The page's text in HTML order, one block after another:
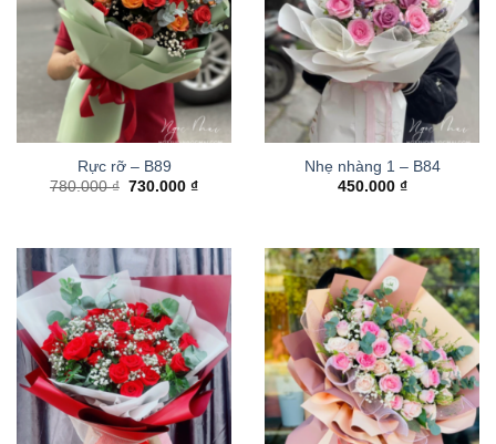
Rực rỡ – B89
780.000₫ Giá
730.000₫Giá
Nhẹ nhàng 1 – B84
450.000 ₫